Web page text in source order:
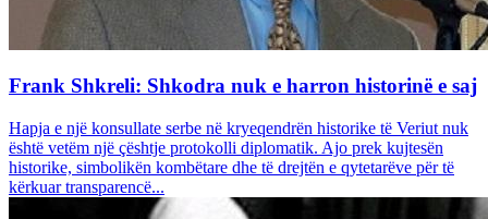
Frank Shkreli: Shkodra nuk e harron historinë e saj
Hapja e një konsullate serbe në kryeqendrën historike të Veriut nuk
është vetëm një çështje protokolli diplomatik. Ajo prek kujtesën
historike, simbolikën kombëtare dhe të drejtën e qytetarëve për të
kërkuar transparencë...